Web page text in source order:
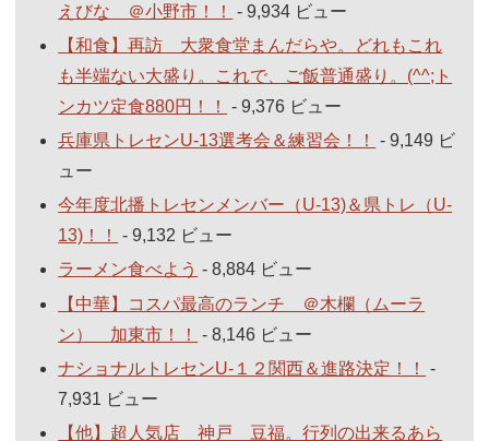
えびな ＠小野市！！
- 9,934 ビュー
【和食】再訪 大衆食堂まんだらや。どれもこれ
も半端ない大盛り。これで、ご飯普通盛り。(^^;ト
ンカツ定食880円！！
- 9,376 ビュー
兵庫県トレセンU-13選考会＆練習会！！
- 9,149 ビ
ュー
今年度北播トレセンメンバー（U-13)＆県トレ（U-
13)！！
- 9,132 ビュー
ラーメン食べよう - 8,884 ビュー
【中華】コスパ最高のランチ ＠木欄（ムーラ
ン） 加東市！！
- 8,146 ビュー
ナショナルトレセンU-１２関西＆進路決定！！
-
7,931 ビュー
【他】超人気店 神戸 豆福。行列の出来るあら